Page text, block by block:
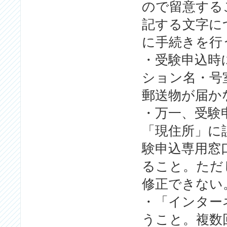
ので留意する
記する文字に
に手続きを
・受験申込
ション名・
郵送物が届か
・万一、受
「現住所」
験申込専用窓
ること。た
修正できない
・「インタ
うこと。複